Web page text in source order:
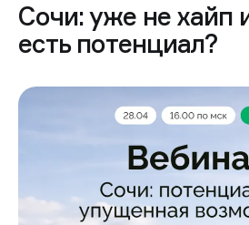
Сочи: уже не хайп
есть потенциал?